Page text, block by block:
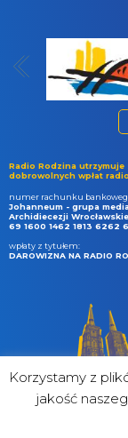
Radio Rodzina utrzymuje
dobrowolnych wpłat
numer rachunku
Johanneum - grupa
Archidiecezji
69 1600 1462 1813 6262
wpłaty z tytułem:
DAROWIZNA NA RADIO
Korzystamy z
jakość